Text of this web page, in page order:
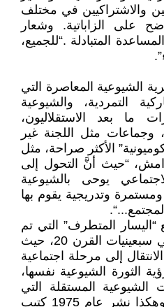
والاشتراكيين في مختلف
على الزاباتية. وشعار
المتبادلة .“للجميع،
الشيوعية المعاصرة التي
التمردية، والشيوعية
ما بعد الاستقلاليون،
وجماعات مثل اللجنة غير
الأكثر صراحة، مثل
“حيث أنَّ التحول إلى
يوحى بالشيوعية
وتدريجية يقوم بها
المتطرف” التي تم
تحديده الذاتي في فرنسا في سبعينيات القرن 20، حيث
إلى مرحلة اجتماعية
الثورة الشيوعية نفسها،
المستقلة التي
يتبناها تكتيك ثورة كل يوم. وهكذا نشر عام 1975 كتيب